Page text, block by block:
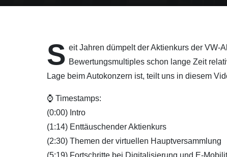
S eit Jahren dümpelt der Aktienkurs der VW-
Bewertungsmultiples schon lange Zeit
Lage beim Autokonzern ist, teilt uns in diesem
⌚ Timestamps:
(0:00) Intro
(1:14) Enttäuschender Aktienkurs
(2:30) Themen der virtuellen Hauptversammlung
(5:19) Fortschritte bei Digitalisierung und E-